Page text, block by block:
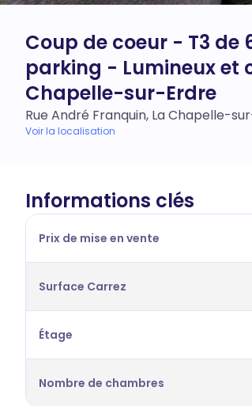
Coup de coeur - T3 de
parking - Lumineux et
Chapelle-sur-Erdre
Rue André Franquin, La Chapelle-
Voir la localisation
Informations clés
Prix de mise en vente
Surface Carrez
Étage
Nombre de chambres